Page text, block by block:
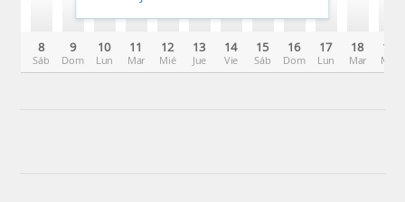
8
Sáb
9
Dom
10
Lun
11
Mar
12
Mié
13
Jue
14
Vie
15
Sáb
16
Dom
17
Lun
18
Mar
19
Mié